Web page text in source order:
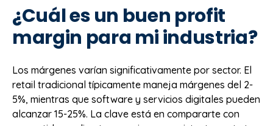
¿Cuál es un buen profit
margin para mi industria?
Los márgenes varían significativamente por sector. El
retail tradicional típicamente maneja márgenes del 2-
5%, mientras que software y servicios digitales pueden
alcanzar 15-25%. La clave está en compararte con